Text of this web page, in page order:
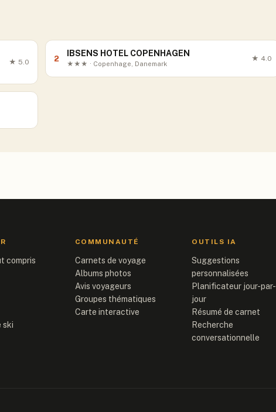
★ 5.0 2
IBSENS HOTEL COPENHAGEN
★★★ · Copenhage, Danemark
★ 4.0
compris
ski
COMMUNAUTÉ
Carnets de voyage
Albums photos
Avis voyageurs
Groupes thématiques
Carte interactive
OUTILS IA
Suggestions
personnalisées
Planificateur jour-par-
jour
Résumé de carnet
Recherche
conversationnelle